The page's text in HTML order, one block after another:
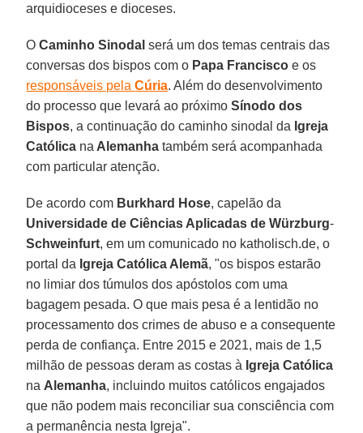
arquidioceses e dioceses.
OCaminho Sinodal será um dos temas centrais das
conversas dos bispos com o Papa Francisco e os
responsáveis ​​pelaCúria. Além do desenvolvimento
do processo que levará ao próximoSínodo dos
Bispos, a continuação do caminho sinodal da Igreja
Católica na Alemanha também será acompanhada
com particular atenção.
De acordo com Burkhard Hose, capelão da
Universidade de Ciências Aplicadas de Würzburg-
Schweinfurt, em um comunicado no katholisch.de, o
portal da Igreja Católica Alemã, "os bispos estarão
no limiar dos túmulos dos apóstolos com uma
bagagem pesada. O que mais pesa é a lentidão no
processamento dos crimes de abuso e a consequente
perda de confiança. Entre 2015 e 2021, mais de 1,5
milhão de pessoas deram as costas à Igreja Católica
na Alemanha, incluindo muitos católicos engajados
que não podem mais reconciliar sua consciência com
a permanência nesta Igreja".